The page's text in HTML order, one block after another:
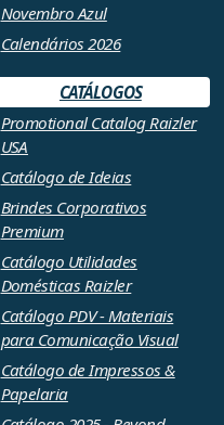
Novembro Azul
Calendários 2026
CATÁLOGOS
Promotional Catalog Raizler
USA
Catálogo de Ideias
Brindes Corporativos
Premium
Catálogo Utilidades
Domésticas Raizler
Catálogo PDV - Materiais
para Comunicação Visual
Catálogo de Impressos &
Papelaria